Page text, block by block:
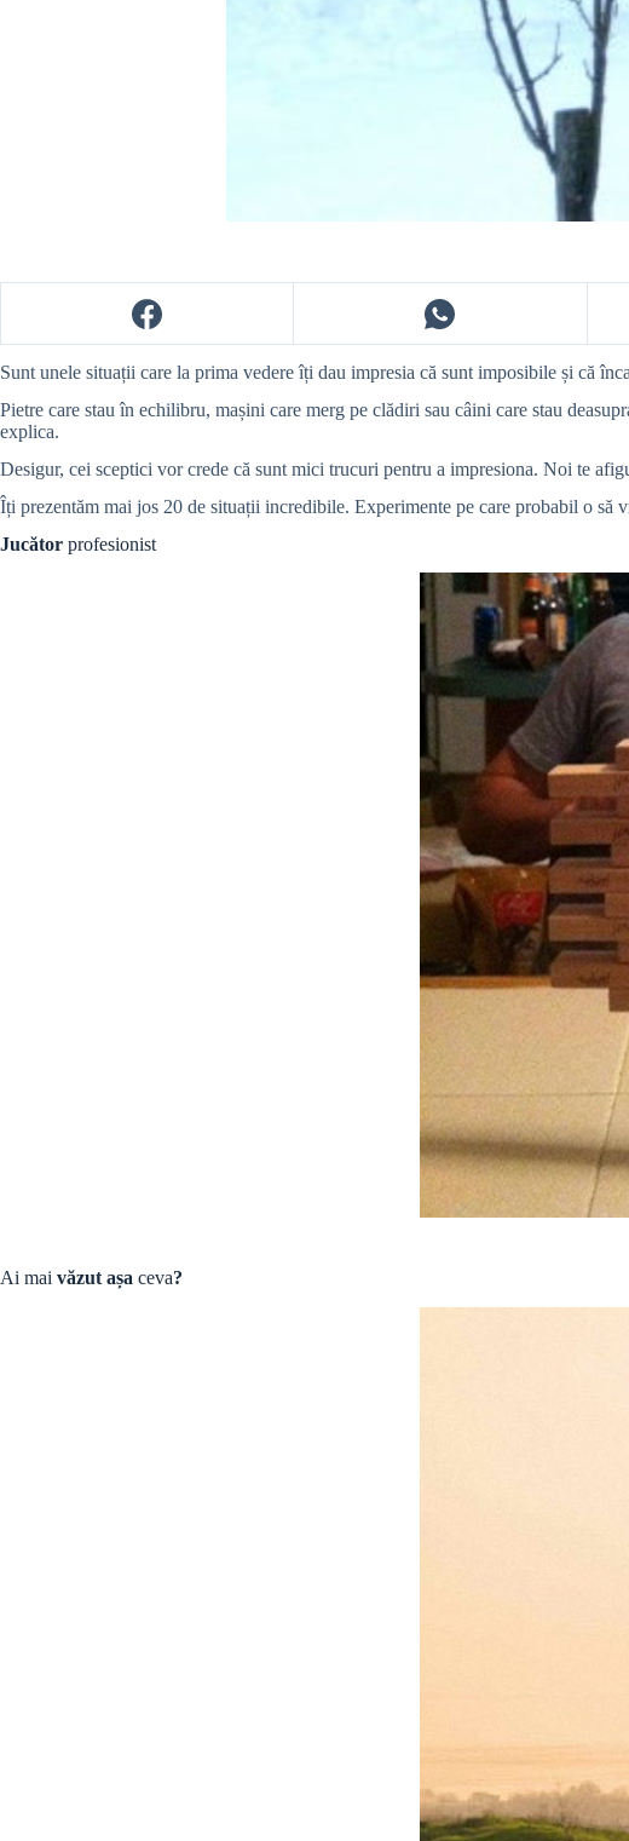
Sunt unele situații care la prima vedere îți dau impresia că sunt imposibile și că
Pietre care stau în echilibru, mașini care merg pe clădiri sau câini care stau
explica.
Desigur, cei sceptici vor crede că sunt mici trucuri pentru a impresiona. Noi te
Îți prezentăm mai jos 20 de situații incredibile. Experimente pe care probabil o să
Jucător profesionist
Ai mai văzut așa ceva?